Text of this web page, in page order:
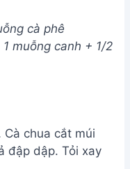
cà phê
muỗng canh + 1/2
Cà chua cắt múi
đập dập. Tỏi xay